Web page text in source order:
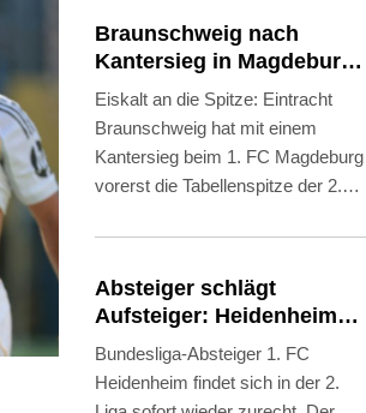
Europameisterschaft in Paris noch
vom sechsten auf den dritten Platz.
Braunschweig nach
Kantersieg in Magdeburg
an der Spitze
Eiskalt an die Spitze: Eintracht
Braunschweig hat mit einem
Kantersieg beim 1. FC Magdeburg
vorerst die Tabellenspitze der 2.
denkwürdigen ersten Halbzeit hieß
überlegenen Gäste. Kurios: Auch
im Vorjahr war die Eintracht mit
einem Sieg in Magdeburg
gestartet, damals hieß es aber
Absteiger schlägt
Aufsteiger: Heidenheim
siegt turbulent
Bundesliga-Absteiger 1. FC
Heidenheim findet sich in der 2.